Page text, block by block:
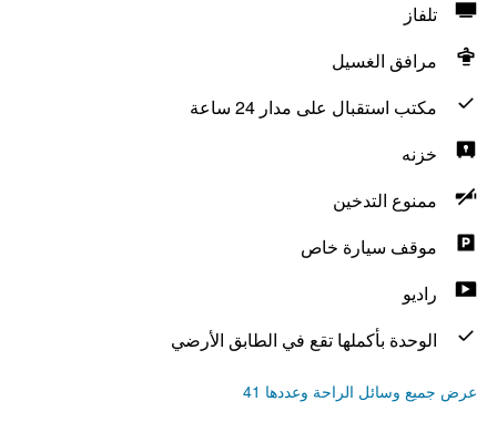
تلفاز
مرافق الغسيل
مكتب استقبال على مدار 24 ساعة
خزنه
ممنوع التدخين
موقف سيارة خاص
راديو
الوحدة بأكملها تقع في الطابق الأرضي
عرض جميع وسائل الراحة وعددها 41